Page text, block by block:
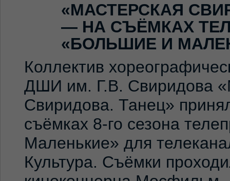
«МАСТЕРСКАЯ
— НА СЪЁМКАХ
«БОЛЬШИЕ И
Коллектив
ДШИ им. Г.В. Свиридова
Свиридова. Танец»
съёмках 8-го сезона
Маленькие» для
Культура. Съёмки